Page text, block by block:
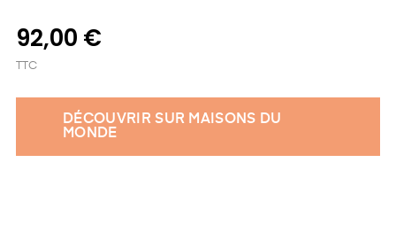
92,00 €
TTC
DÉCOUVRIR SUR MAISONS DU
MONDE